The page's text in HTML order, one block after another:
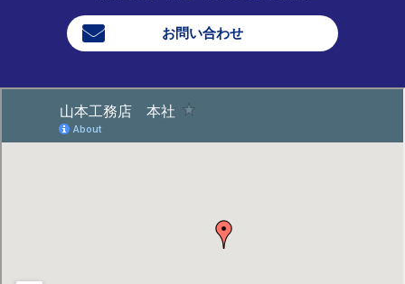
お問い合わせ